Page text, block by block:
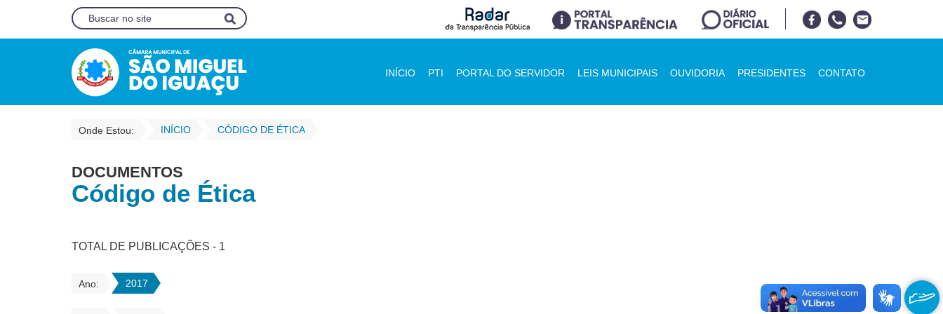
INÍCIO PTI PORTAL DO SERVIDOR LEIS MUNICIPAIS OUVIDORIA PRESIDENTES CONTATO
Onde Estou: INÍCIO CÓDIGO DE ÉTICA
DOCUMENTOS
Código de Ética
TOTAL DE PUBLICAÇÕES - 1
Ano: 2017